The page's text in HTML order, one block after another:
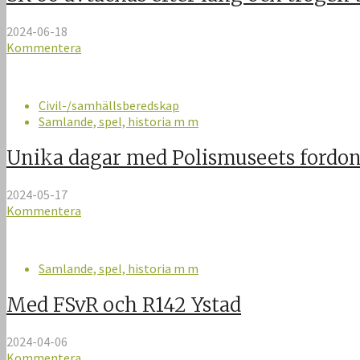
2024-06-18
Kommentera
Civil-/samhällsberedskap
Samlande, spel, historia m m
Unika dagar med Polismuseets
2024-05-17
Kommentera
Samlande, spel, historia m m
Med FSvR och R142 Ystad
2024-04-06